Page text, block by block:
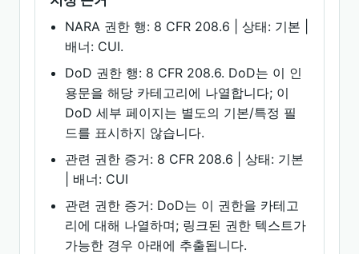
NARA 권한 행: 8 CFR 208.6 | 상태: 기본 |
배너: CUI.
DoD 권한 행: 8 CFR 208.6. DoD는 이 인
용문을 해당 카테고리에 나열합니다; 이
DoD 세부 페이지는 별도의 기본/특정 필
드를 표시하지 않습니다.
관련 권한 증거: 8 CFR 208.6 | 상태: 기본
| 배너: CUI
관련 권한 증거: DoD는 이 권한을 카테고
리에 대해 나열하며; 링크된 권한 텍스트가
가능한 경우 아래에 추출됩니다.